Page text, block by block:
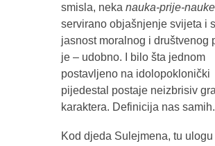
smisla, neka nauka-prije-nauke
servirano objašnjenje svijeta i
jasnost moralnog i društvenog
je – udobno. I bilo šta jednom
postavljeno na idolopoklonički
pijedestal postaje neizbrisiv
karaktera. Definicija nas samih.
Kod djeda Sulejmena, tu